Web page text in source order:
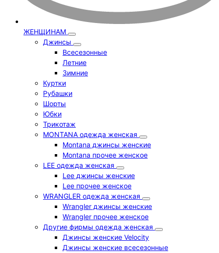
ЖЕНЩИНАМ
Джинсы
Всесезонные
Летние
Зимние
Куртки
Рубашки
Шорты
Юбки
Трикотаж
MONTANA одежда женская
Montana джинсы женские
Montana прочее женское
LEE одежда женская
Lee джинсы женские
Lee прочее женское
WRANGLER одежда женская
Wrangler джинсы женские
Wrangler прочее женское
Другие фирмы одежда женская
Джинсы женские Velocity
Джинсы женские всесезонные